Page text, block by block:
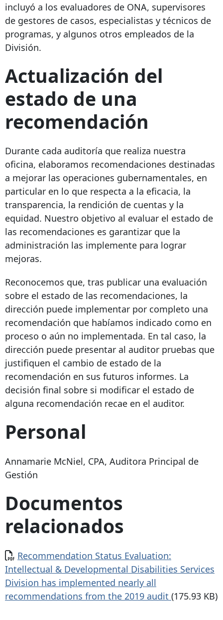
incluyó a los evaluadores de ONA, supervisores
de gestores de casos, especialistas y técnicos de
programas, y algunos otros empleados de la
División.
Actualización del
estado de una
recomendación
Durante cada auditoría que realiza nuestra
oficina, elaboramos recomendaciones destinadas
a mejorar las operaciones gubernamentales, en
particular en lo que respecta a la eficacia, la
transparencia, la rendición de cuentas y la
equidad. Nuestro objetivo al evaluar el estado de
las recomendaciones es garantizar que la
administración las implemente para lograr
mejoras.
Reconocemos que, tras publicar una evaluación
sobre el estado de las recomendaciones, la
dirección puede implementar por completo una
recomendación que habíamos indicado como en
proceso o aún no implementada. En tal caso, la
dirección puede presentar al auditor pruebas que
justifiquen el cambio de estado de la
recomendación en sus futuros informes. La
decisión final sobre si modificar el estado de
alguna recomendación recae en el auditor.
Personal
Annamarie McNiel, CPA, Auditora Principal de
Gestión
Documentos
relacionados
Documento
Recommendation Status Evaluation:
Intellectual & Developmental Disabilities Services
Division has implemented nearly all
recommendations from the 2019 audit (175.93 KB)